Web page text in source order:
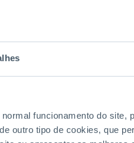
funcionamento do site,
outro tipo de cookies, que